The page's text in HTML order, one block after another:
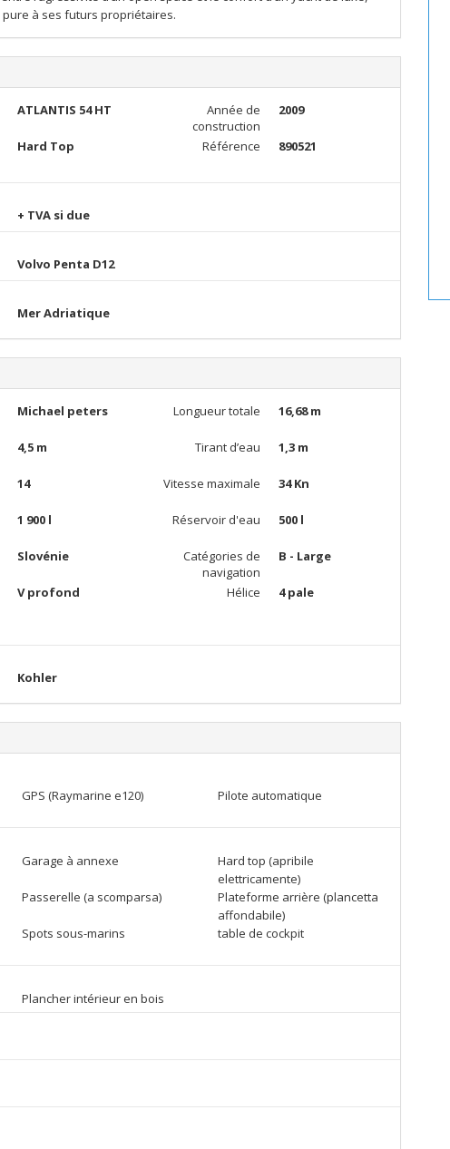
à ses futurs propriétaires.
ATLANTIS 54 HT
Année de
construction
2009
Hard Top Référence
890521
+ TVA si due
Volvo Penta D12
Mer Adriatique
Michael peters Longueur totale 16,68 m
4,5 m Tirant d’eau 1,3 m
14 Vitesse maximale 34 Kn
1 900 l Réservoir d'eau 500 l
Slovénie
Catégories de
navigation
B - Large
V profond Hélice 4 pale
Kohler
GPS (Raymarine e120)
Pilote automatique
Garage à annexe
Hard top (apribile
elettricamente)
Passerelle (a scomparsa)
Plateforme arrière (plancetta
affondabile)
Spots sous-marins
table de cockpit
Plancher intérieur en bois